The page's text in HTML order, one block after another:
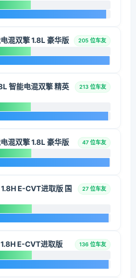
混双擎 1.8L 豪华版 205 位车友
智能电混双擎 精英
213 位车友
混双擎 1.8L 豪华版 47 位车友
E-CVT进取版 国
27 位车友
E-CVT进取版 136 位车友